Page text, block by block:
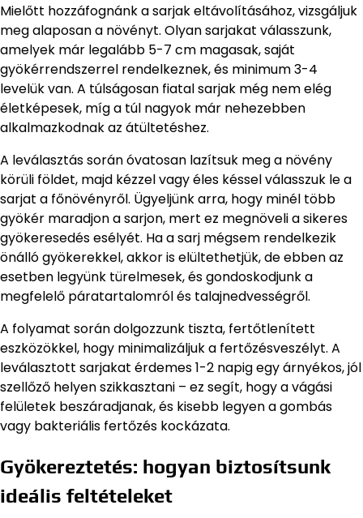
Mielőtt hozzáfognánk a sarjak eltávolításához, vizsgáljuk
meg alaposan a növényt. Olyan sarjakat válasszunk,
amelyek már legalább 5-7 cm magasak, saját
gyökérrendszerrel rendelkeznek, és minimum 3-4
levelük van. A túlságosan fiatal sarjak még nem elég
életképesek, míg a túl nagyok már nehezebben
alkalmazkodnak az átültetéshez.
A leválasztás során óvatosan lazítsuk meg a növény
körüli földet, majd kézzel vagy éles késsel válasszuk le a
sarjat a főnövényről. Ügyeljünk arra, hogy minél több
gyökér maradjon a sarjon, mert ez megnöveli a sikeres
gyökeresedés esélyét. Ha a sarj mégsem rendelkezik
önálló gyökerekkel, akkor is elültethetjük, de ebben az
esetben legyünk türelmesek, és gondoskodjunk a
megfelelő páratartalomról és talajnedvességről.
A folyamat során dolgozzunk tiszta, fertőtlenített
eszközökkel, hogy minimalizáljuk a fertőzésveszélyt. A
leválasztott sarjakat érdemes 1-2 napig egy árnyékos, jól
szellőző helyen szikkasztani – ez segít, hogy a vágási
felületek beszáradjanak, és kisebb legyen a gombás
vagy bakteriális fertőzés kockázata.
Gyökereztetés: hogyan biztosítsunk
ideális feltételeket